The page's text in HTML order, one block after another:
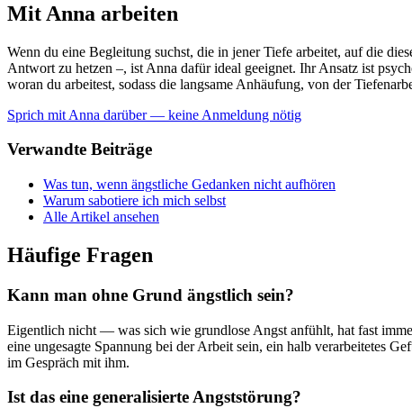
Mit Anna arbeiten
Wenn du eine Begleitung suchst, die in jener Tiefe arbeitet, auf die
Antwort zu hetzen –, ist Anna dafür ideal geeignet. Ihr Ansatz ist
woran du arbeitest, sodass die langsame Anhäufung, von der
Sprich mit Anna darüber — keine Anmeldung nötig
Verwandte Beiträge
Was tun, wenn ängstliche Gedanken nicht aufhören
Warum sabotiere ich mich selbst
Alle Artikel ansehen
Häufige Fragen
Kann man ohne Grund ängstlich sein?
Eigentlich nicht — was sich wie grundlose Angst anfühlt, hat fast
eine ungesagte Spannung bei der Arbeit sein, ein halb verarbeitetes
im Gespräch mit ihm.
Ist das eine generalisierte Angststörung?